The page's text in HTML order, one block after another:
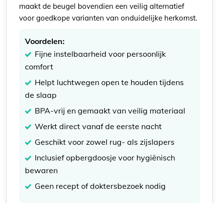
maakt de beugel bovendien een veilig alternatief
voor goedkope varianten van onduidelijke herkomst.
Voordelen:
Fijne instelbaarheid voor persoonlijk
comfort
Helpt luchtwegen open te houden tijdens
de slaap
BPA-vrij en gemaakt van veilig materiaal
Werkt direct vanaf de eerste nacht
Geschikt voor zowel rug- als zijslapers
Inclusief opbergdoosje voor hygiënisch
bewaren
Geen recept of doktersbezoek nodig